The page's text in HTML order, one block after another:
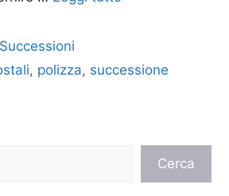
, polizza, successione
Cerca